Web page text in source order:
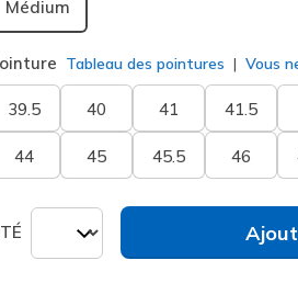
Médium
Tableau des pointures Vous
39.5 40 41 41.5
44 45 45.5 46